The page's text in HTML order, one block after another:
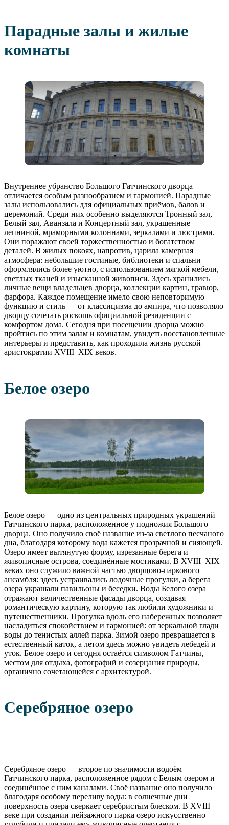
Парадные залы и жилые
комнаты
Внутреннее убранство Большого Гатчинского дворца
отличается особым разнообразием и гармонией. Парадные
залы использовались для официальных приёмов, балов и
церемоний. Среди них особенно выделяются Тронный зал,
Белый зал, Аванзала и Концертный зал, украшенные
лепниной, мраморными колоннами, зеркалами и люстрами.
Они поражают своей торжественностью и богатством
деталей. В жилых покоях, напротив, царила камерная
атмосфера: небольшие гостиные, библиотеки и спальни
оформлялись более уютно, с использованием мягкой мебели,
светлых тканей и изысканной живописи. Здесь хранились
личные вещи владельцев дворца, коллекции картин, гравюр,
фарфора. Каждое помещение имело свою неповторимую
функцию и стиль — от классицизма до ампира, что позволяло
дворцу сочетать роскошь официальной резиденции с
комфортом дома. Сегодня при посещении дворца можно
пройтись по этим залам и комнатам, увидеть восстановленные
интерьеры и представить, как проходила жизнь русской
аристократии XVIII–XIX веков.
Белое озеро
Белое озеро — одно из центральных природных украшений
Гатчинского парка, расположенное у подножия Большого
дворца. Оно получило своё название из-за светлого песчаного
дна, благодаря которому вода кажется прозрачной и сияющей.
Озеро имеет вытянутую форму, изрезанные берега и
живописные острова, соединённые мостиками. В XVIII–XIX
веках оно служило важной частью дворцово-паркового
ансамбля: здесь устраивались лодочные прогулки, а берега
озера украшали павильоны и беседки. Воды Белого озера
отражают величественные фасады дворца, создавая
романтическую картину, которую так любили художники и
путешественники. Прогулка вдоль его набережных позволяет
насладиться спокойствием и гармонией: от зеркальной глади
воды до тенистых аллей парка. Зимой озеро превращается в
естественный каток, а летом здесь можно увидеть лебедей и
уток. Белое озеро и сегодня остаётся символом Гатчины,
местом для отдыха, фотографий и созерцания природы,
органично сочетающейся с архитектурой.
Серебряное озеро
Серебряное озеро — второе по значимости водоём
Гатчинского парка, расположенное рядом с Белым озером и
соединённое с ним каналами. Своё название оно получило
благодаря особому переливу воды: в солнечные дни
поверхность озера сверкает серебристым блеском. В XVIII
веке при создании пейзажного парка озеро искусственно